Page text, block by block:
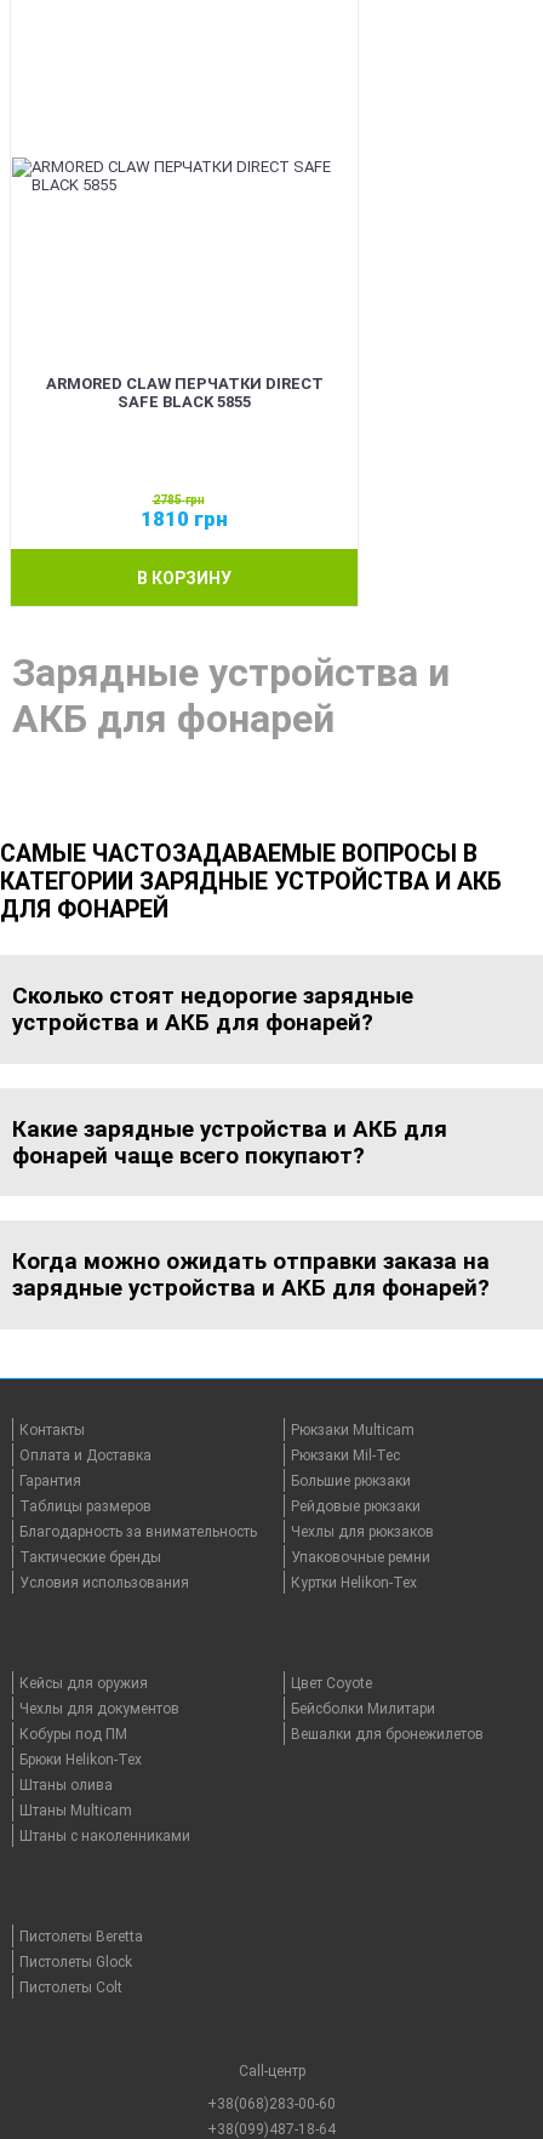
ARMORED CLAW ПЕРЧАТКИ DIRECT
SAFE BLACK 5855
2785грн
1810 грн
В КОРЗИНУ
Зарядные устройства и
АКБ для фонарей
САМЫЕ ЧАСТОЗАДАВАЕМЫЕ ВОПРОСЫ В
КАТЕГОРИИ ЗАРЯДНЫЕ УСТРОЙСТВА И АКБ
ДЛЯ ФОНАРЕЙ
Сколько стоят недорогие зарядные
устройства и АКБ для фонарей?
Какие зарядные устройства и АКБ для
фонарей чаще всего покупают?
Когда можно ожидать отправки заказа на
зарядные устройства и АКБ для фонарей?
Контакты
Оплата и Доставка
Гарантия
Таблицы размеров
Благодарность за внимательность
Тактические бренды
Условия использования
Рюкзаки Multicam
Рюкзаки Mil-Tec
Большие рюкзаки
Рейдовые рюкзаки
Чехлы для рюкзаков
Упаковочные ремни
Куртки Helikon-Tex
Кейсы для оружия
Чехлы для документов
Кобуры под ПМ
Брюки Helikon-Tex
Штаны олива
Штаны Multicam
Штаны с наколенниками
Цвет Coyote
Бейсболки Милитари
Вешалки для бронежилетов
Пистолеты Beretta
Пистолеты Glock
Пистолеты Colt
Call-центр
+38(068)283-00-60
+38(099)487-18-64